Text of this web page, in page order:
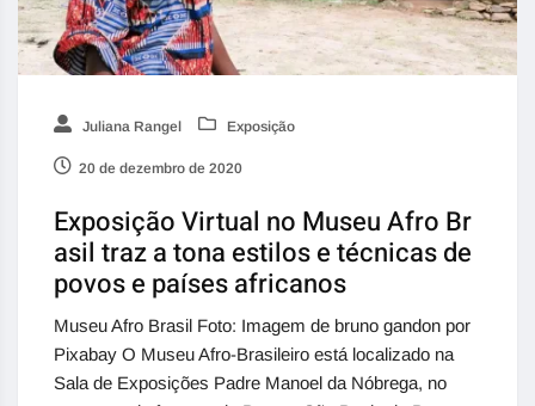
Juliana Rangel Exposição
20 de dezembro de 2020
Exposição Virtual no Museu Afro Br
asil traz a tona estilos e técnicas de
povos e países africanos
Museu Afro Brasil Foto: Imagem de bruno gandon por
Pixabay O Museu Afro-Brasileiro está localizado na
Sala de Exposições Padre Manoel da Nóbrega, no